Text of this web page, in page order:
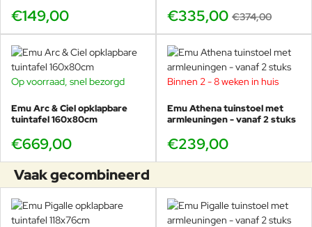
gunstiger geprijsd). Zo maak je dezelfde tafel steeds weer
een andere stijl, van romantisch tot strak.
Pigalle stoel zonder armleuningen– luchtig, klassiek en
makkelijk aanschuiven
Pigalle stoel met armleuningen– extra comfort voor
langer tafelen
Pigalle opklapbare stoel
– perfect voor balkon en
horeca opslag
Caprera stoel– modern, simpel en sterk
Caprera met armleuningen
€149,00 €335,00 €374,00
Op voorraad, snel bezorgd
Emu Arc & Ciel opklapbare
tuintafel 160x80cm
€669,00
Binnen 2 - 8 weken in huis
Emu Athena tuinstoel met
armleuningen - vanaf 2 stuks
€239,00
Vaak gecombineerd